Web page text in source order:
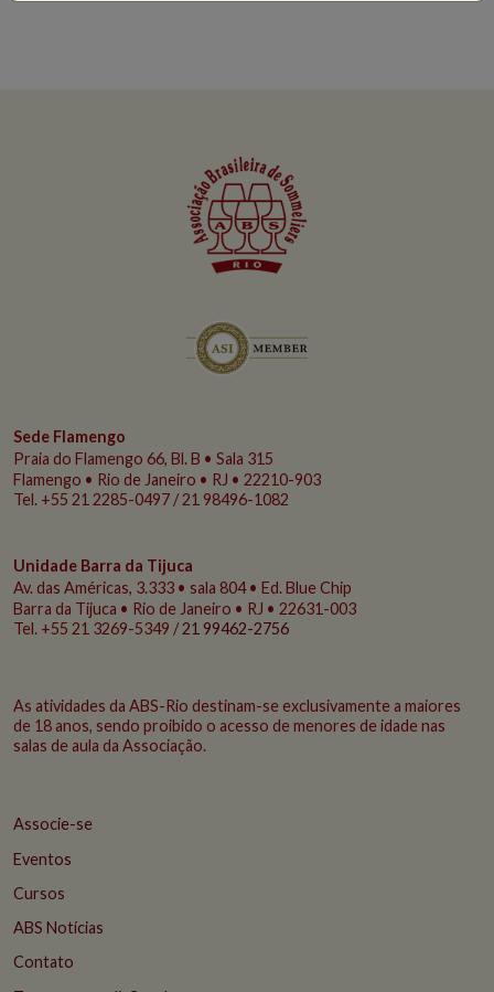
Sede Flamengo
Praia do Flamengo 66, Bl. B • Sala 315
Flamengo • Rio de Janeiro • RJ • 22210-903
Tel. +55 21 2285-0497 / 21 98496-1082
Unidade Barra da Tijuca
Av. das Américas, 3.333 • sala 804 • Ed. Blue Chip
Barra da Tijuca • Rio de Janeiro • RJ • 22631-003
Tel. +55 21 3269-5349 /21 99462-2756
As atividades da ABS-Rio destinam-se exclusivamente a maiores
de 18 anos, sendo proibido o acesso de menores de idade nas
salas de aula da Associação.
Associe-se
Eventos
Cursos
ABS Notícias
Contato